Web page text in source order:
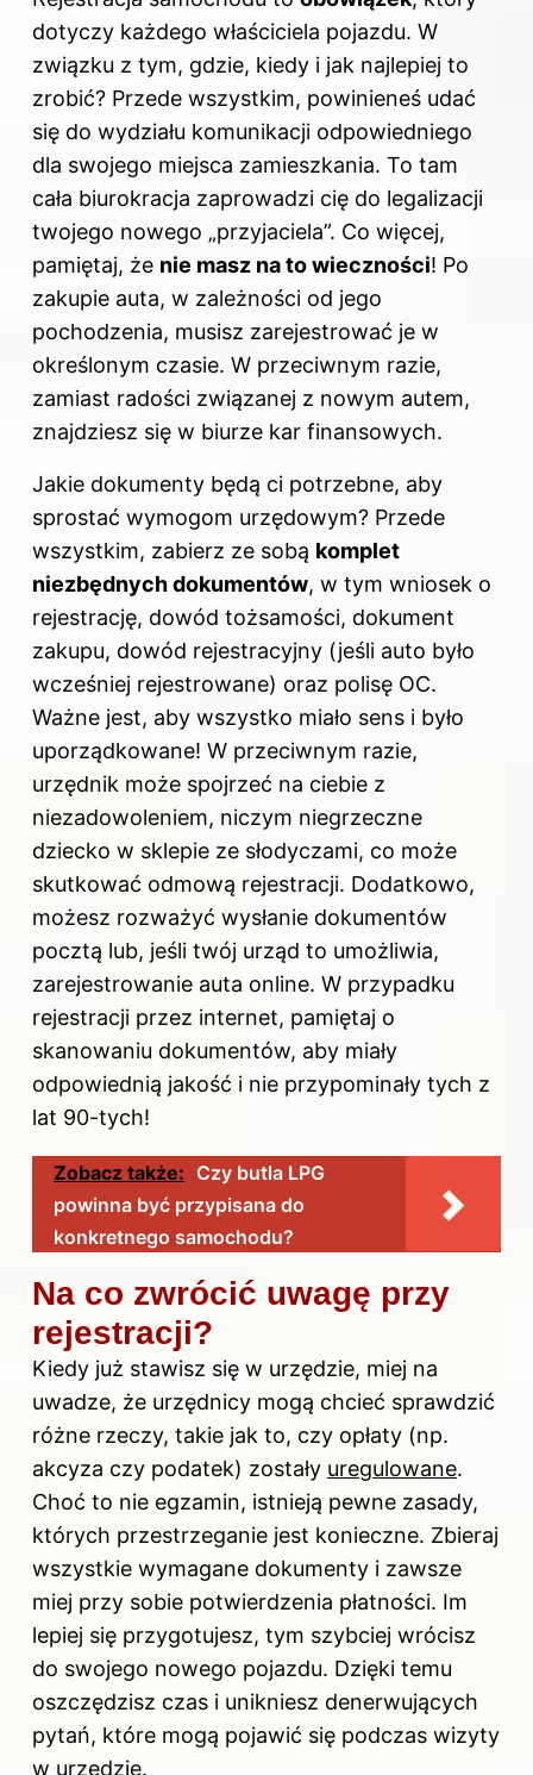
dotyczy każdego właściciela pojazdu. W
związku z tym, gdzie, kiedy i jak najlepiej to
zrobić? Przede wszystkim, powinieneś udać
się do wydziału komunikacji odpowiedniego
dla swojego miejsca zamieszkania. To tam
cała biurokracja zaprowadzi cię do legalizacji
twojego nowego „przyjaciela”. Co więcej,
pamiętaj, że nie masz na to wieczności! Po
zakupie auta, w zależności od jego
pochodzenia, musisz zarejestrować je w
określonym czasie. W przeciwnym razie,
zamiast radości związanej z nowym autem,
znajdziesz się w biurze kar finansowych.
Jakie dokumenty będą ci potrzebne, aby
sprostać wymogom urzędowym? Przede
wszystkim, zabierz ze sobą komplet
niezbędnych dokumentów, w tym wniosek o
rejestrację, dowód tożsamości, dokument
zakupu, dowód rejestracyjny (jeśli auto było
wcześniej rejestrowane) oraz polisę OC.
Ważne jest, aby wszystko miało sens i było
uporządkowane! W przeciwnym razie,
urzędnik może spojrzeć na ciebie z
niezadowoleniem, niczym niegrzeczne
dziecko w sklepie ze słodyczami, co może
skutkować odmową rejestracji. Dodatkowo,
możesz rozważyć wysłanie dokumentów
pocztą lub, jeśli twój urząd to umożliwia,
zarejestrowanie auta online. W przypadku
rejestracji przez internet, pamiętaj o
skanowaniu dokumentów, aby miały
odpowiednią jakość i nie przypominały tych z
lat 90-tych!
Zobacz także: Czy butla LPG
powinna być przypisana do
konkretnego samochodu?
Na co zwrócić uwagę przy
rejestracji?
Kiedy już stawisz się w urzędzie, miej na
uwadze, że urzędnicy mogą chcieć sprawdzić
różne rzeczy, takie jak to, czy opłaty (np.
akcyza czy podatek) zostały uregulowane.
Choć to nie egzamin, istnieją pewne zasady,
których przestrzeganie jest konieczne. Zbieraj
wszystkie wymagane dokumenty i zawsze
miej przy sobie potwierdzenia płatności. Im
lepiej się przygotujesz, tym szybciej wrócisz
do swojego nowego pojazdu. Dzięki temu
oszczędzisz czas i unikniesz denerwujących
pytań, które mogą pojawić się podczas wizyty
w urzędzie.